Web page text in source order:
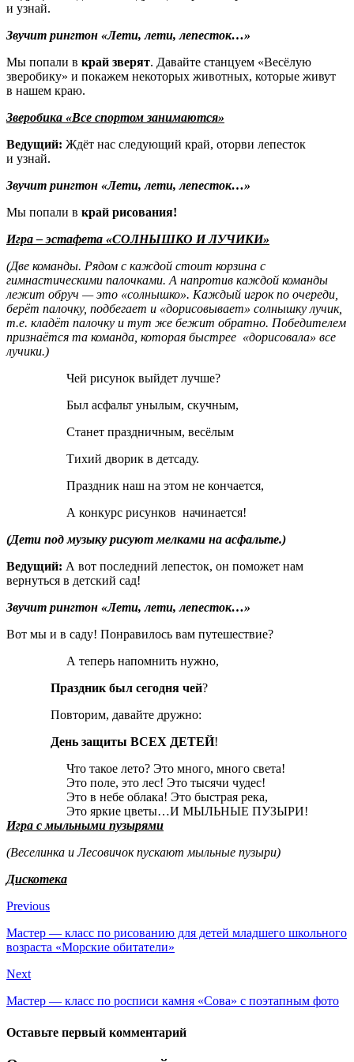
и узнай.
Звучит рингтон «Лети, лети, лепесток…»
Мы попали в край зверят. Давайте станцуем «Весёлую
зверобику» и покажем некоторых животных, которые живут
в нашем краю.
Зверобика «Все спортом занимаются»
Ведущий: Ждёт нас следующий край, оторви лепесток
и узнай.
Звучит рингтон «Лети, лети, лепесток…»
Мы попали в край рисования!
Игра – эстафета «СОЛНЫШКО И ЛУЧИКИ»
(Две команды. Рядом с каждой стоит корзина с
гимнастическими палочками. А напротив каждой команды
лежит обруч — это «солнышко». Каждый игрок по очереди,
берёт палочку, подбегает и «дорисовывает» солнышку лучик,
т.е. кладёт палочку и тут же бежит обратно. Победителем
признаётся та команда, которая быстрее «дорисовала» все
лучики.)
Чей рисунок выйдет лучше?
Был асфальт унылым, скучным,
Станет праздничным, весёлым
Тихий дворик в детсаду.
Праздник наш на этом не кончается,
А конкурс рисунков начинается!
(Дети под музыку рисуют мелками на асфальте.)
Ведущий: А вот последний лепесток, он поможет нам
вернуться в детский сад!
Звучит рингтон «Лети, лети, лепесток…»
Вот мы и в саду! Понравилось вам путешествие?
А теперь напомнить нужно,
Праздник был сегодня чей?
Повторим, давайте дружно:
День защиты ВСЕХ ДЕТЕЙ!
Что такое лето? Это много, много света!
Это поле, это лес! Это тысячи чудес!
Это в небе облака! Это быстрая река,
Это яркие цветы…И МЫЛЬНЫЕ ПУЗЫРИ!
Игра с мыльными пузырями
(Веселинка и Лесовичок пускают мыльные пузыри)
Дискотека
Previous
Мастер — класс по рисованию для детей младшего школьного
возраста «Морские обитатели»
Next
Мастер — класс по росписи камня «Сова» с поэтапным фото
Оставьте первый комментарий